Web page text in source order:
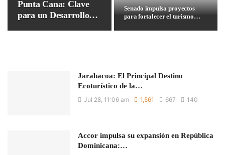
Punta Cana: Clave
para un Desarrollo
Senado impulsa proyectos
para fortalecer el turismo…
Jarabacoa: El Principal Destino
Ecoturístico de la…
Jul 28, 11:06 am 1,561 667 140
Accor impulsa su expansión en República
Dominicana:…